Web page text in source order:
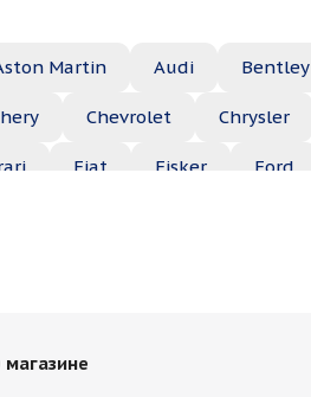
Martin Audi Bentley
Chevrolet Chrysler
Fiat Fisker Ford
Peugeot
магазине